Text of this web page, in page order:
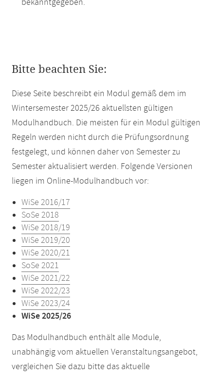
bekanntgegeben.
Bitte beachten Sie:
Diese Seite beschreibt ein Modul gemäß dem im
Wintersemester 2025/26 aktuellsten gültigen
Modulhandbuch. Die meisten für ein Modul gültigen
Regeln werden nicht durch die Prüfungsordnung
festgelegt, und können daher von Semester zu
Semester aktualisiert werden. Folgende Versionen
liegen im Online-Modulhandbuch vor:
WiSe 2016/17
SoSe 2018
WiSe 2018/19
WiSe 2019/20
WiSe 2020/21
SoSe 2021
WiSe 2021/22
WiSe 2022/23
WiSe 2023/24
WiSe 2025/26
Das Modulhandbuch enthält alle Module,
unabhängig vom aktuellen Veranstaltungsangebot,
vergleichen Sie dazu bitte das aktuelle